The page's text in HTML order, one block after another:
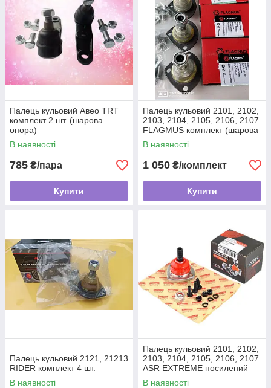
Палець кульовий Авео TRT
комплект 2 шт. (шарова
опора)
В наявності
785 ₴/пара
Купити
Палець кульовий 2101, 2102,
2103, 2104, 2105, 2106, 2107
FLAGMUS комплект (шарова
опора)
В наявності
1 050 ₴/комплект
Купити
Палець кульовий 2121, 21213
RIDER комплект 4 шт.
В наявності
Палець кульовий 2101, 2102,
2103, 2104, 2105, 2106, 2107
ASR EXTREME посилений
верхній
В наявності